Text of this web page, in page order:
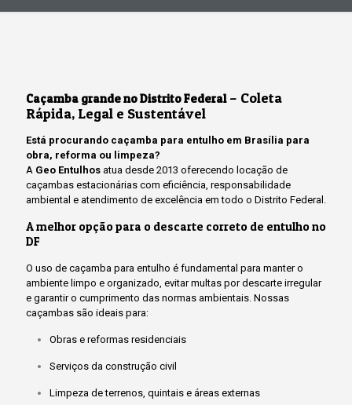
Caçamba grande no Distrito Federal– Coleta
Rápida, Legal e Sustentável
Está procurando caçamba para entulho em Brasília para
obra, reforma ou limpeza?
A Geo Entulhos atua desde 2013 oferecendo locação de
caçambas estacionárias com eficiência, responsabilidade
ambiental e atendimento de excelência em todo o Distrito Federal.
A melhor opção para o descarte correto de entulho no
DF
O uso de caçamba para entulho é fundamental para manter o
ambiente limpo e organizado, evitar multas por descarte irregular
e garantir o cumprimento das normas ambientais. Nossas
caçambas são ideais para:
Obras e reformas residenciais
Serviços da construção civil
Limpeza de terrenos, quintais e áreas externas